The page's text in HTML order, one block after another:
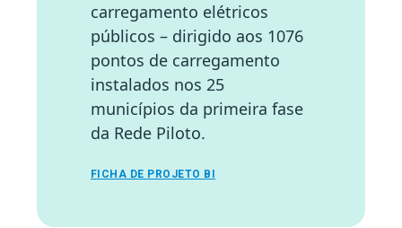
carregamento elétricos
públicos – dirigido aos 1076
pontos de carregamento
instalados nos 25
municípios da primeira fase
da Rede Piloto.
FICHA DE PROJETO BI